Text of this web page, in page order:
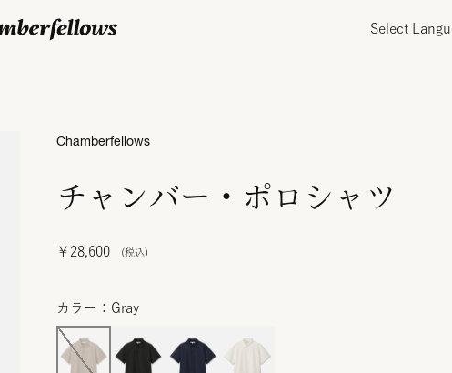
Select
チャンバー・ポロシャツ
￥28,600
Chamberfellows
カラー：Gray